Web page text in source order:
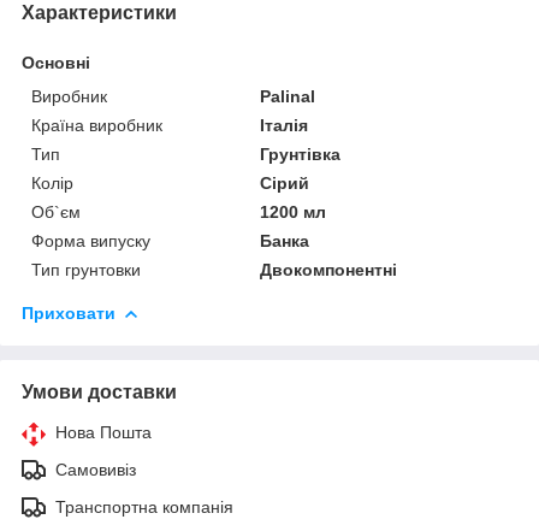
Характеристики
Основні
Виробник
Palinal
Країна виробник
Італія
Тип
Грунтівка
Колір
Сірий
Об`єм
1200 мл
Форма випуску
Банка
Тип грунтовки
Двокомпонентні
Приховати
Умови доставки
Нова Пошта
Самовивіз
Транспортна компанія